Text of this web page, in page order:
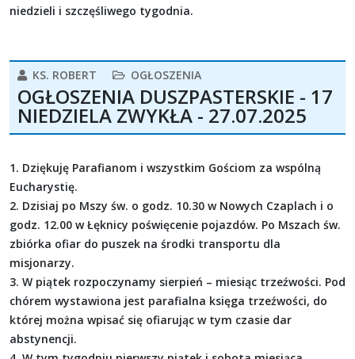
niedzieli i szczęśliwego tygodnia.
KS. ROBERT OGŁOSZENIA
OGŁOSZENIA DUSZPASTERSKIE - 17
NIEDZIELA ZWYKŁA - 27.07.2025
1. Dziękuję Parafianom i wszystkim Gościom za wspólną
Eucharystię.
2. Dzisiaj po Mszy św. o godz. 10.30 w Nowych Czaplach i o
godz. 12.00 w Łęknicy poświęcenie pojazdów. Po Mszach św.
zbiórka ofiar do puszek na środki transportu dla
misjonarzy.
3. W piątek rozpoczynamy sierpień – miesiąc trzeźwości. Pod
chórem wystawiona jest parafialna księga trzeźwości, do
której można wpisać się ofiarując w tym czasie dar
abstynencji.